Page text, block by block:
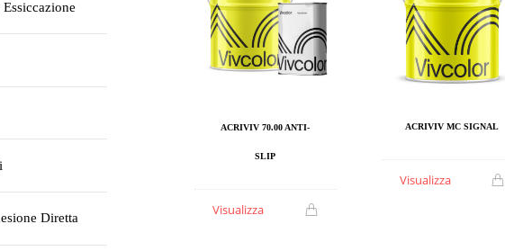
ACRIVIV 70.00 ANTI-
SLIP
Visualizza
ACRIVIV MC SIGNAL
Visualizza
Diretta